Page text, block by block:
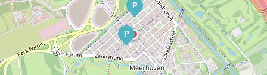
P
P